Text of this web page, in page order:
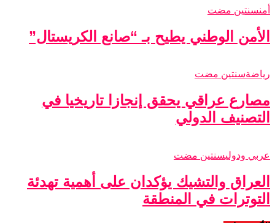
أمنسنتين مضت
الأمن الوطني يطيح بـ “صانع الكريستال”
رياضةسنتين مضت
مصارع عراقي يحقق إنجازا تاريخيا في
التصنيف الدولي
عربي ودوليسنتين مضت
العراق والتشيك يؤكدان على أهمية تهدئة
التوترات في المنطقة